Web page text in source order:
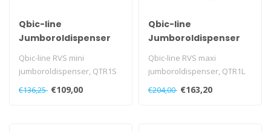
Qbic-line
Jumboroldispenser
Qbic-line RVS mini
jumboroldispenser, QTR1S
€136,25 €109,00
Qbic-line
Jumboroldispenser
Qbic-line RVS maxi
jumboroldispenser, QTR1L
€204,00 €163,20